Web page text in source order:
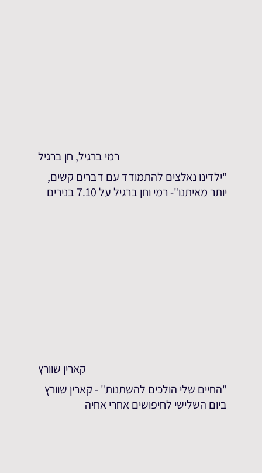
רמי ברגיל, חן ברגיל
"ילדינו נאלצים להתמודד עם דברים קשים,
יותר מאיתנו"- רמי וחן ברגיל על 7.10 בנירים
קארין שוורץ
"החיים שלי הולכים להשתנות" - קארין שוורץ
ביום השלישי לחיפושים אחרי אחיה